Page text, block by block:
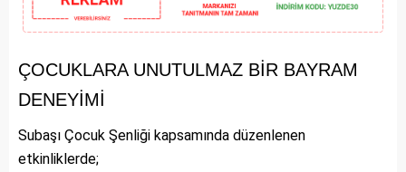
ÇOCUKLARA UNUTULMAZ BİR BAYRAM
DENEYİMİ
Subaşı Çocuk Şenliği kapsamında düzenlenen
etkinliklerde;